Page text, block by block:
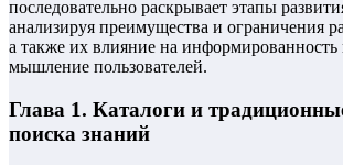
последовательно раскрывает этапы
анализируя преимущества и ограничения
а также их влияние на информированность
мышление пользователей.
Глава 1. Каталоги и
поиска знаний